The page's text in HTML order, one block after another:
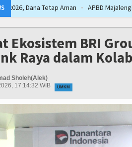
APBD Majalengka 2026 Naik Jadi Rp
APBD Majalengka 2026 Naik Jadi Rp
Kapolres Majalengka Ajak Bobotoh
APBD Majalengka 2026 Naik Jadi Rp
Kapolres Majalengka Ajak Bobotoh
Ekosistem BRI
Raya dalam
Sholeh(Alek)
17:14:32 WIB
UMKM